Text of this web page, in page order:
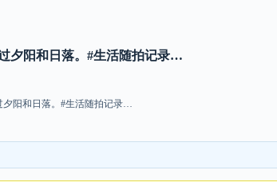
夕阳和日落。#生活随拍记录…
夕阳和日落。#生活随拍记录…